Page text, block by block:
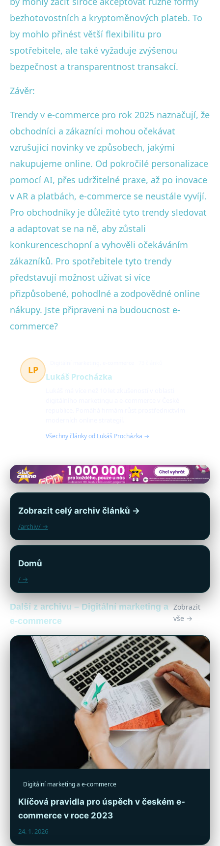
bezhotovostních a kryptoměnových plateb. To
by mohlo přinést větší flexibilitu pro
spotřebitele, ale také vyžaduje zvýšenou
bezpečnost a transparentnost transakcí.
Závěr:
Trendy v e-commerce pro rok 2025 naznačují, že
obchodníci a zákazníci mohou očekávat
vzrušující novinky ve způsobech, jakými
nakupujeme online. Od pokročilé personalizace
pomocí AI, přes udržitelné praxe, až po inovace
v AR a platbách, e-commerce se neustále vyvíjí.
Pro obchodníky je důležité tyto trendy sledovat
a adaptovat se na ně, aby zůstali
konkurenceschopní a vyhověli očekáváním
zákazníků. Pro spotřebitele tyto trendy
představují možnost užívat si více
přizpůsobené, pohodlné a zodpovědné online
nákupy. Jste připraveni na budoucnost e-
commerce?
LP
Lukáš Procházka
Všechny články od Lukáš Procházka →
Zobrazit celý archiv článků →
/archiv/ →
Domů
/ →
Další z archivu – Digitální marketing a
e-commerce
Zobrazit
vše →
Digitální marketing a e-commerce
Klíčová pravidla pro úspěch v českém e-
commerce v roce 2023
24. 1. 2026